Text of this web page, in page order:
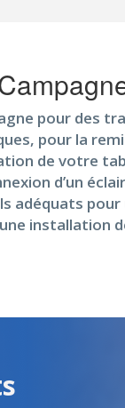
pour des
pour la
de votre
d’un
adéquats
installation